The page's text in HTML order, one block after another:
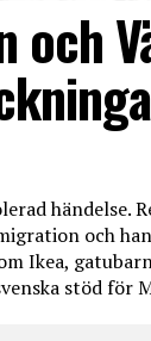
och
händelse.
och
Ikea,
stöd för